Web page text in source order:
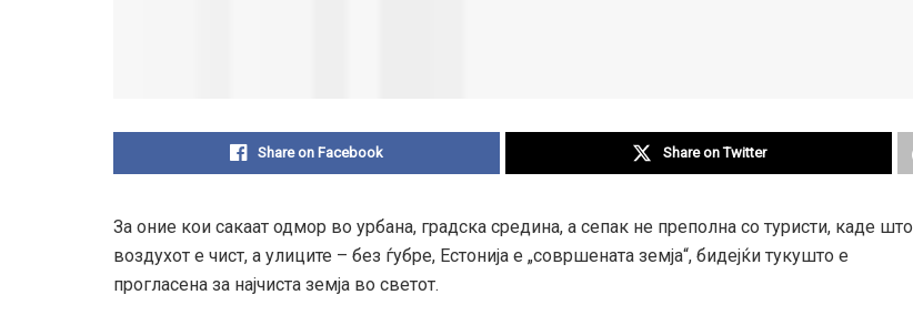
Share on Facebook Share on Twitter
За оние кои сакаат одмор во урбана, градска средина, а сепак не преполна со туристи, каде што
воздухот е чист, а улиците – без ѓубре, Естонија е „совршената земја“, бидејќи тукушто е
прогласена за најчиста земја во светот.